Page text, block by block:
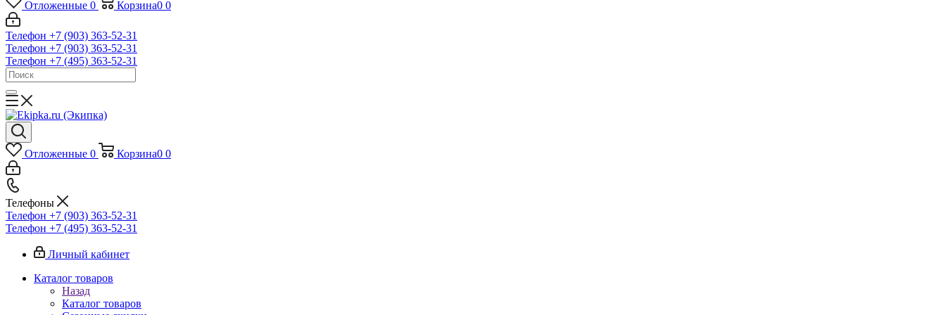
Отложенные 0 Корзина0 0
Телефон +7 (903) 363-52-31
Телефон +7 (903) 363-52-31
Телефон +7 (495) 363-52-31
Отложенные 0 Корзина0 0
Телефоны
Телефон +7 (903) 363-52-31
Телефон +7 (495) 363-52-31
Личный кабинет
Каталог товаров
Назад
Каталог товаров